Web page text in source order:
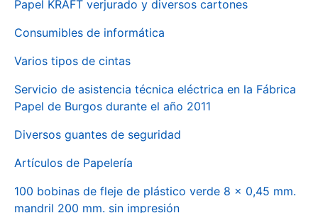
Papel KRAFT verjurado y diversos cartones
Consumibles de informática
Varios tipos de cintas
Servicio de asistencia técnica eléctrica en la Fábrica
Papel de Burgos durante el año 2011
Diversos guantes de seguridad
Artículos de Papelería
100 bobinas de fleje de plástico verde 8 x 0,45 mm.
mandril 200 mm. sin impresión